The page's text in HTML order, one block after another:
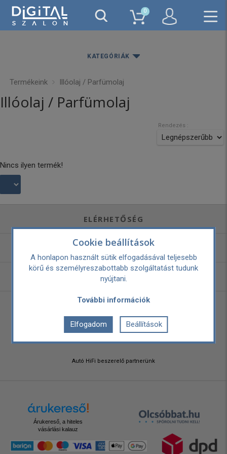
0
KATEGÓRIÁK
Termékeink Illóolaj / Parfümolaj
Illóolaj / Parfümolaj
Rendezés :
Nincs ilyen termék!
ELÉRHETŐSÉG
NYITVA TARTÁS
OLDALTÉRKÉP
Autó HiFi beszerelő partnerünk
Árukereső, a hiteles
vásárlási kalauz
Cookie beállítások
A honlapon használt sütik elfogadásával teljesebb
körű és személyreszabottabb szolgáltatást tudunk
nyújtani.
További információk
Elfogadom Beállítások